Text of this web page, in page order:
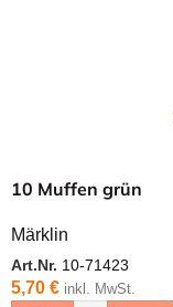
10 Muffen grün
Märklin
Art.Nr. 10-71423
5,70 € inkl. MwSt.